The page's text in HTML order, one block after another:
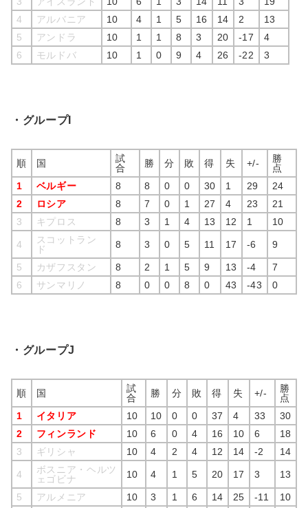
4
アルバニア 10 4 1 5 16 14 2
13
5
アンドラ 10 1 1 8 3 20 -17
4
6
モルドバ 10 1 0 9 4 26 -22 3
・グループI
順 国
試
合
勝 分 敗 得 失 +/-
勝
点
1
ベルギー 8 8 0 0 30 1 29
24
2
ロシア 8 7 0 1 27 4 23
21
3
キプロス 8 3 1 4 13 12 1 10
4
スコットラン
ド
8 3 0 5 11 17 -6 9
5 カザフスタン 8 2 1 5 9 13 -4
7
6
サンマリノ 8 0 0 8 0 43 -43 0
・グループJ
順 国
試
合
勝 分 敗 得 失 +/-
勝
点
1
イタリア 10 10 0 0 37 4 33
30
2
フィンランド 10 6 0 4 16 10 6
18
3
ギリシャ 10 4 2 4 12 14 -2 14
4
ボスニア・ヘルツ
ェゴビナ
10 4 1 5 20 17 3 13
5 アルメニア 10 3 1 6 14 25 -11 10